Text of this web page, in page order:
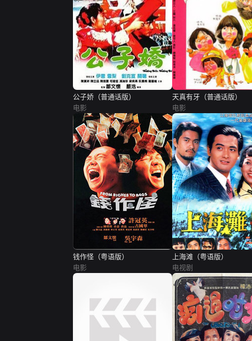
公子娇（普通话版）
电影
天真有牙（普通话版）
电影
钱作怪（粤语版）
电影
上海滩（粤语版）
电视剧